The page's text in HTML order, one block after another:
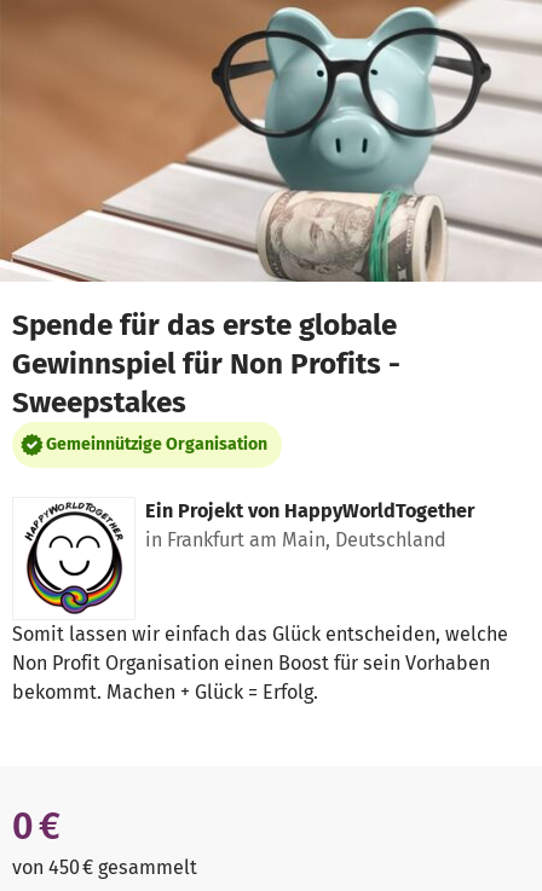
Erklärung zur Barrierefreiheit anzeigen
Spende für das erste globale
Gewinnspiel für Non Profits -
Sweepstakes
Gemeinnützige Organisation
Ein Projekt von HappyWorldTogether
in Frankfurt am Main, Deutschland
Somit lassen wir einfach das Glück entscheiden, welche
Non Profit Organisation einen Boost für sein Vorhaben
bekommt. Machen + Glück = Erfolg.
0 €
von 450 € gesammelt